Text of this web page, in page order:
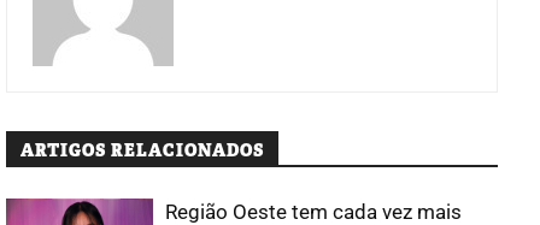
ARTIGOS RELACIONADOS
Região Oeste tem cada vez mais